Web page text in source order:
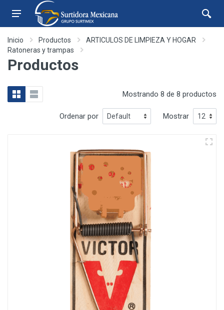
Inicio Productos
ARTICULOS DE LIMPIEZA Y HOGAR
Ratoneras y trampas
Productos
Mostrando 8 de 8 productos
Ordenar por Mostrar